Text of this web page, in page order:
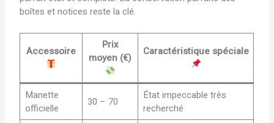
boîtes et notices reste la clé.
Accessoire
Prix
moyen (€)
Caractéristique spéciale
Manette
officielle
30 – 70
État impeccable très
recherché